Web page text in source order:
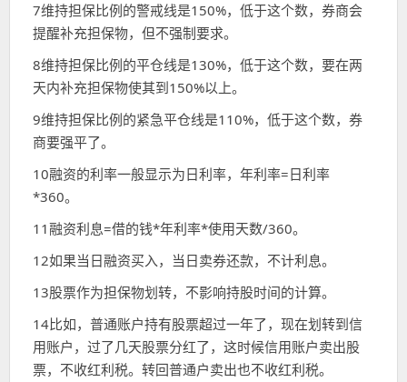
7维持担保比例的警戒线是150%，低于这个数，券商会
提醒补充担保物，但不强制要求。
8维持担保比例的平仓线是130%，低于这个数，要在两
天内补充担保物使其到150%以上。
9维持担保比例的紧急平仓线是110%，低于这个数，券
商要强平了。
10融资的利率一般显示为日利率，年利率=日利率
*360。
11融资利息=借的钱*年利率*使用天数/360。
12如果当日融资买入，当日卖券还款，不计利息。
13股票作为担保物划转，不影响持股时间的计算。
14比如，普通账户持有股票超过一年了，现在划转到信
用账户，过了几天股票分红了，这时候信用账户卖出股
票，不收红利税。转回普通户卖出也不收红利税。